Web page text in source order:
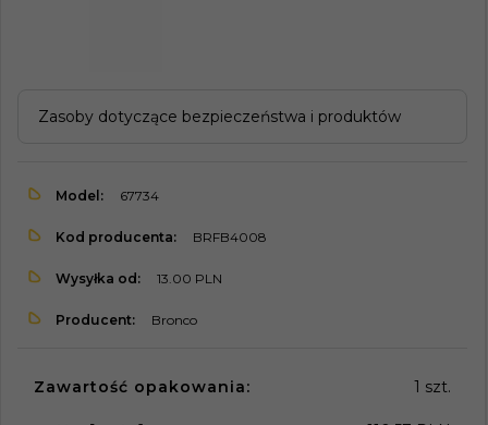
Zasoby dotyczące bezpieczeństwa i produktów
Model: 67734
Kod producenta: BRFB4008
Wysyłka od: 13.00 PLN
Producent: Bronco
Zawartość opakowania: 1 szt.